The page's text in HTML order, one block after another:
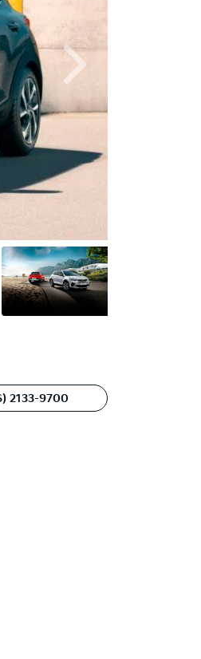
Próximo
2133-9700